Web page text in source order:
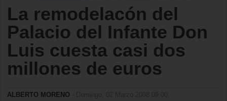
La remodelacón del
Palacio del Infante Don
Luis cuesta casi dos
millones de euros
ALBERTO MORENO